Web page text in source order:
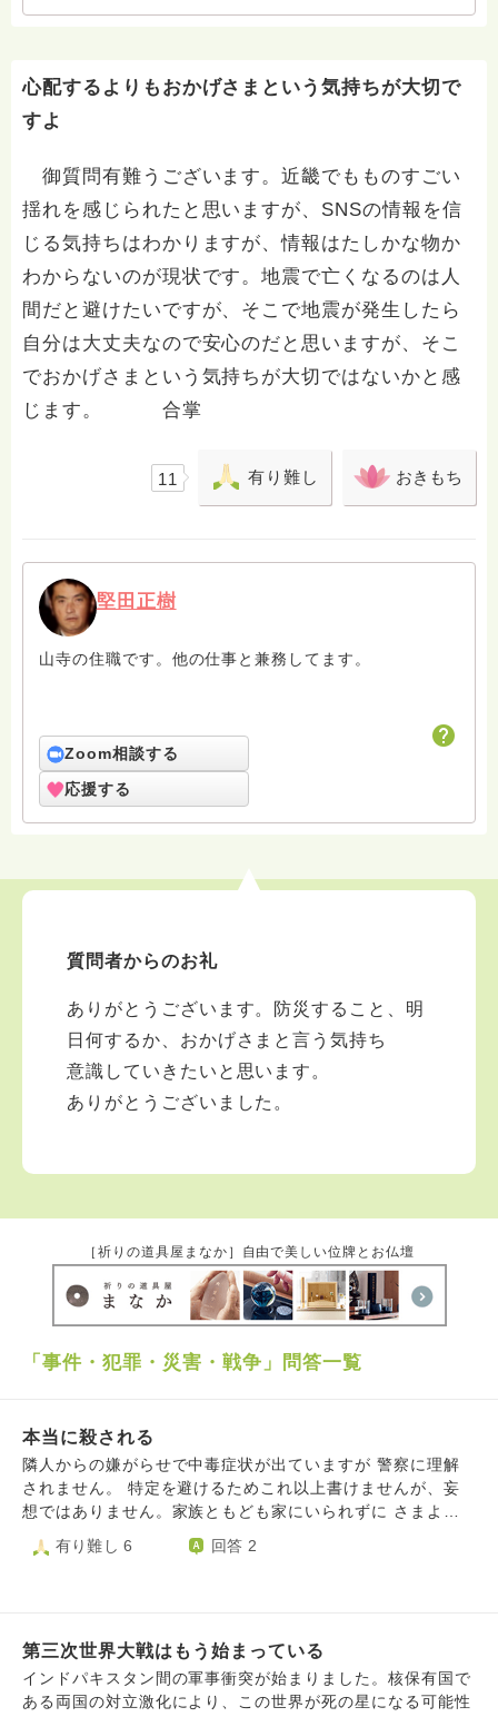
いて、あなたに向き合っています。 ですので、過去の
いします。 ※個別相談は、hasunohaオンライン相談よ
受け付けておりません。また夜中や早朝の電話もご遠慮
心配するよりもおかげさまという気持ちが大切で
すよ
御質問有難うございます。近畿でもものすごい
揺れを感じられたと思いますが、SNSの情報を信
じる気持ちはわかりますが、情報はたしかな物か
わからないのが現状です。地震で亡くなるのは人
間だと避けたいですが、そこで地震が発生したら
自分は大丈夫なので安心のだと思いますが、そこ
でおかげさまという気持ちが大切ではないかと感
じます。 合掌
11 有り難し おきもち
堅田正樹
山寺の住職です。他の仕事と兼務してます。
Zoom相談する
応援する
質問者からのお礼
ありがとうございます。防災すること、明
日何するか、おかげさまと言う気持ち
意識していきたいと思います。
ありがとうございました。
［祈りの道具屋まなか］自由で美しい位牌とお仏壇
「事件・犯罪・災害・戦争」問答一覧
本当に殺される
隣人からの嫌がらせで中毒症状が出ていますが 警察に理解
されません。 特定を避けるためこれ以上書けませんが、妄
想ではありません。家族ともども家にいられずに さまよっ
ていますが、お金がつきてきました。 遠方の主治医の先生
は、医師でさえこの症状を知らない人が多いからね、とおっ
有り難し 6 回答 2
第三次世界大戦はもう始まっている
インドパキスタン間の軍事衝突が始まりました。核保有国で
ある両国の対立激化により、この世界が死の星になる可能性